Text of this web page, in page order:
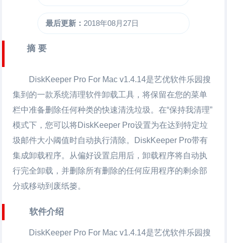
最后更新： 2018年08月27日
摘 要
DiskKeeper Pro For Mac v1.4.14是艺优软件乐园搜
集到的一款系统清理软件卸载工具，将保留在您的菜单
栏中准备删除任何种类的快速清洗垃圾。在“保持我清理”
模式下，您可以将DiskKeeper Pro设置为在达到特定垃
圾邮件大小阈值时自动执行清除。DiskKeeper Pro带有
集成卸载程序。从偏好设置启用后，卸载程序将自动执
行完全卸载，并删除所有删除的任何应用程序的剩余部
分或移动到废纸篓。
软件介绍
DiskKeeper Pro For Mac v1.4.14是艺优软件乐园搜